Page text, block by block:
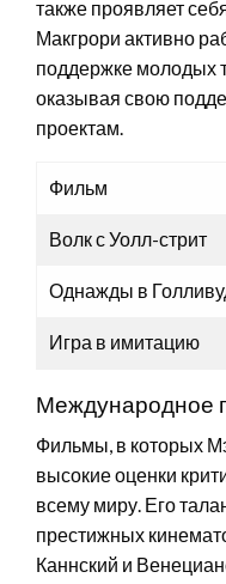
также проявляет
Макгрори активно
поддержке молодых
оказывая свою
проектам.
Фильм
Волк с Уолл-стрит
Однажды в
Игра в имитацию
Международное
Фильмы, в которых
высокие оценки
всему миру. Его
престижных
Каннский и